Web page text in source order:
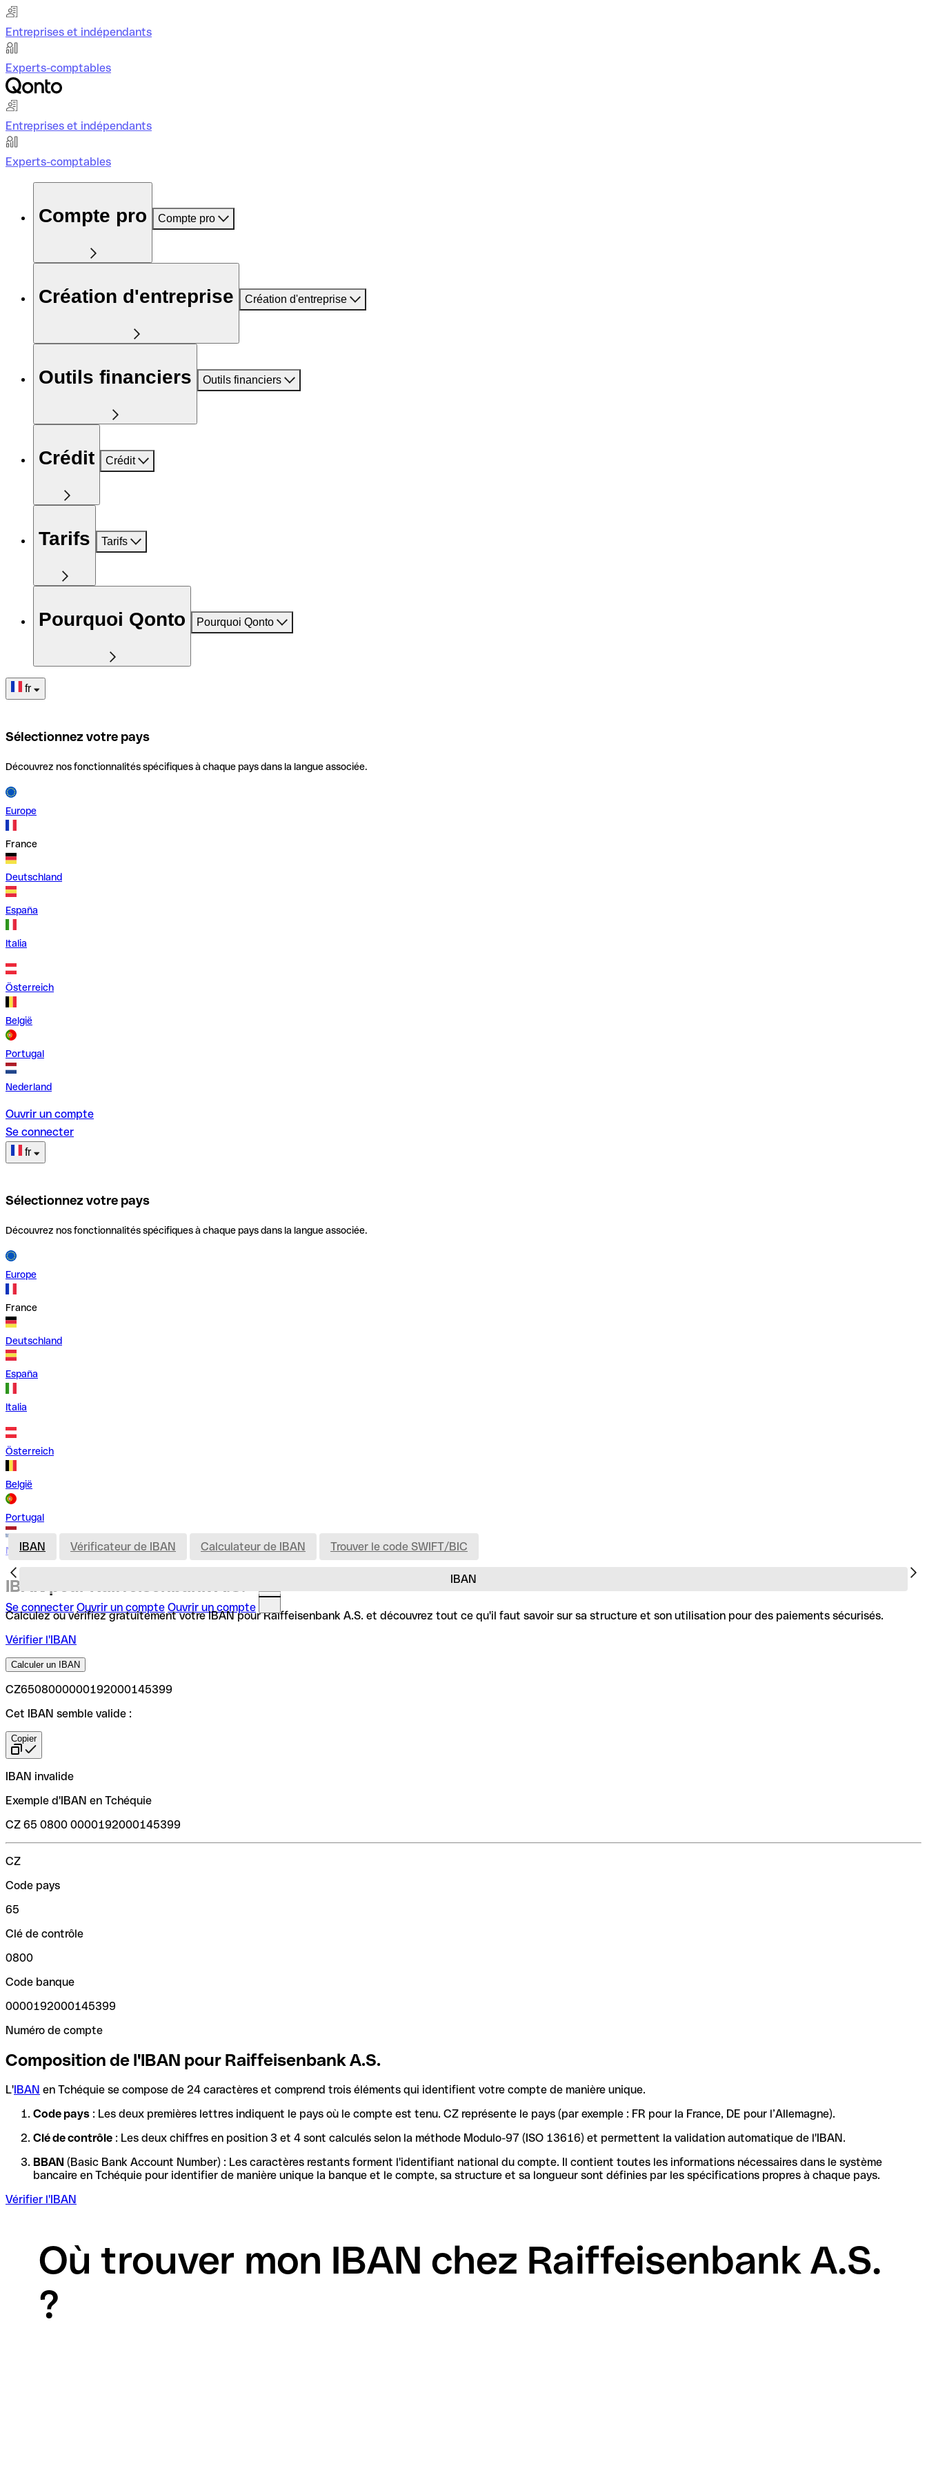
Entreprises et indépendants
Experts-comptables
Entreprises et indépendants
Experts-comptables
Compte pro Compte pro
Création d'entreprise Création d'entreprise
Outils financiers Outils financiers
Crédit Crédit
Tarifs Tarifs
Pourquoi Qonto Pourquoi Qonto
fr
Sélectionnez votre pays
Découvrez nos fonctionnalités spécifiques à chaque pays dans la langue associée.
Europe
France
Deutschland
España
Italia
Österreich
België
Portugal
Nederland
Ouvrir un compte
Se connecter
fr
Sélectionnez votre pays
Découvrez nos fonctionnalités spécifiques à chaque pays dans la langue associée.
Europe
France
Deutschland
España
Italia
Österreich
België
Portugal
Nederland
Se connecter Ouvrir un compte Ouvrir un compte
IBAN
IBAN Vérificateur de IBAN Calculateur de IBAN Trouver le code SWIFT/BIC
IBAN pour Raiffeisenbank A.S.
Calculez ou vérifiez gratuitement votre IBAN pour Raiffeisenbank A.S. et découvrez tout ce qu'il faut savoir sur sa structure et son utilisation pour des paiements sécurisés.
Vérifier l'IBAN
Calculer un IBAN
CZ6508000000192000145399
Cet IBAN semble valide :
Copier
IBAN invalide
Exemple d'IBAN en Tchéquie
CZ 65 0800 0000192000145399
CZ
Code pays
65
Clé de contrôle
0800
Code banque
0000192000145399
Numéro de compte
Composition de l'IBAN pour Raiffeisenbank A.S.
L'IBAN en Tchéquie se compose de 24 caractères et comprend trois éléments qui identifient votre compte de manière unique.
Code pays : Les deux premières lettres indiquent le pays où le compte est tenu. CZ représente le pays (par exemple : FR pour la France, DE pour l’Allemagne).
Clé de contrôle : Les deux chiffres en position 3 et 4 sont calculés selon la méthode Modulo-97 (ISO 13616) et permettent la validation automatique de l'IBAN.
BBAN (Basic Bank Account Number) : Les caractères restants forment l'identifiant national du compte. Il contient toutes les informations nécessaires dans le système
bancaire en Tchéquie pour identifier de manière unique la banque et le compte, sa structure et sa longueur sont définies par les spécifications propres à chaque pays.
Vérifier l'IBAN
Où trouver mon IBAN chez Raiffeisenbank A.S.
?